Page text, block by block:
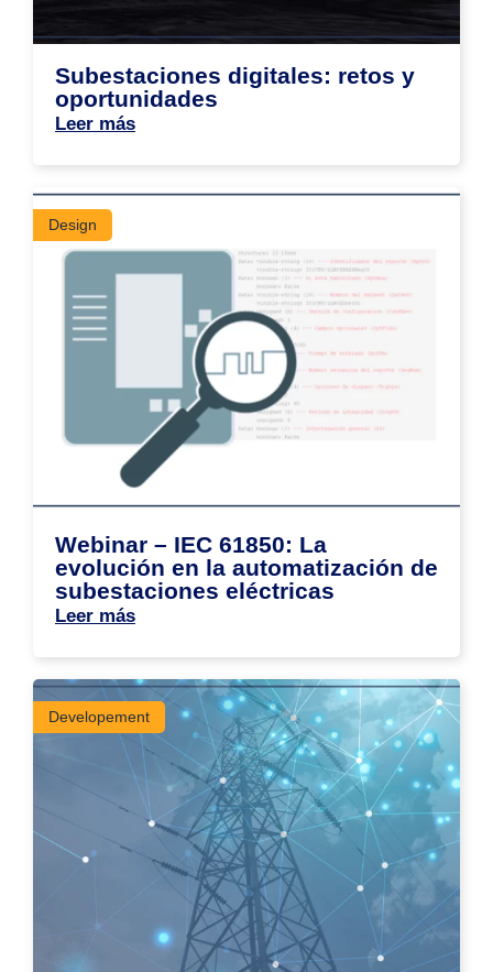
Subestaciones digitales: retos y
oportunidades
Leer más
Design
Webinar – IEC 61850: La
evolución en la automatización de
subestaciones eléctricas
Leer más
Developement